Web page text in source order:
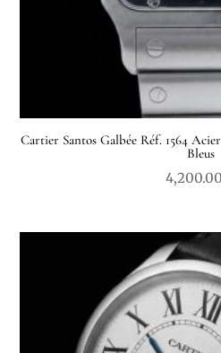
Cartier Santos Galbée Réf. 1564
Bleus
4,200.00